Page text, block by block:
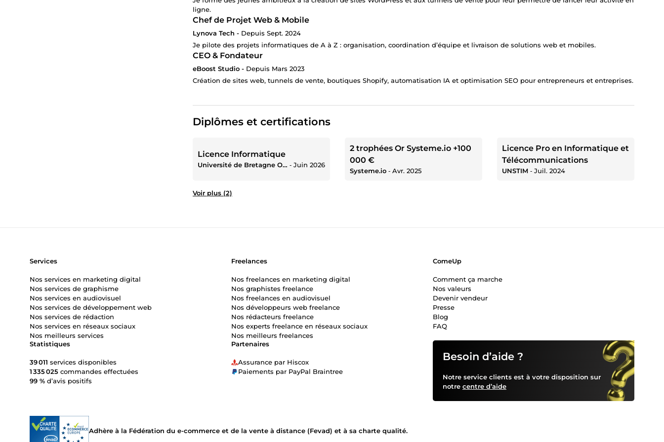
ligne.
Chef de Projet Web & Mobile
Lynova Tech - Depuis Sept. 2024
Je pilote des projets informatiques de A à Z : organisation, coordination d’équipe et livraison de solutions web et mobiles.
CEO & Fondateur
eBoost Studio - Depuis Mars 2023
Création de sites web, tunnels de vente, boutiques Shopify, automatisation IA et optimisation SEO pour entrepreneurs et entreprises.
Diplômes et certifications
Licence Informatique
Université de Bretagne Occidentale (UBO) ‐ Juin 2026
2 trophées Or Systeme.io +100
000 €
Systeme.io ‐ Avr. 2025
Licence Pro en Informatique et
Télécommunications
UNSTIM ‐ Juil. 2024
Voir plus (2)
Besoin d’aide ?
Notre service clients est à votre disposition sur
notre centre d’aide
Partenaires
Assurance par Hiscox
Paiements par PayPal Braintree
Statistiques
39 011 services disponibles
1 335 025 commandes effectuées
99 % d’avis positifs
Services
Nos services en marketing digital
Nos services de graphisme
Nos services en audiovisuel
Nos services de développement web
Nos services de rédaction
Nos services en réseaux sociaux
Nos meilleurs services
Freelances
Nos freelances en marketing digital
Nos graphistes freelance
Nos freelances en audiovisuel
Nos développeurs web freelance
Nos rédacteurs freelance
Nos experts freelance en réseaux sociaux
Nos meilleurs freelances
ComeUp
Comment ça marche
Nos valeurs
Devenir vendeur
Presse
Blog
FAQ
Adhère à la Fédération du e-commerce et de la vente à distance (Fevad) et à sa charte qualité.